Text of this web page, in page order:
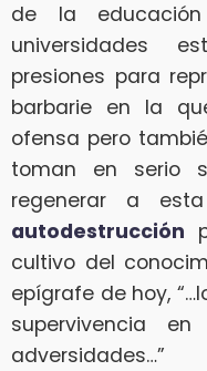
de la
universidades
presiones para
barbarie en la
ofensa pero
toman en serio
regenerar a
autodestrucción
cultivo del
epígrafe de hoy,
supervivencia
adversidades…”